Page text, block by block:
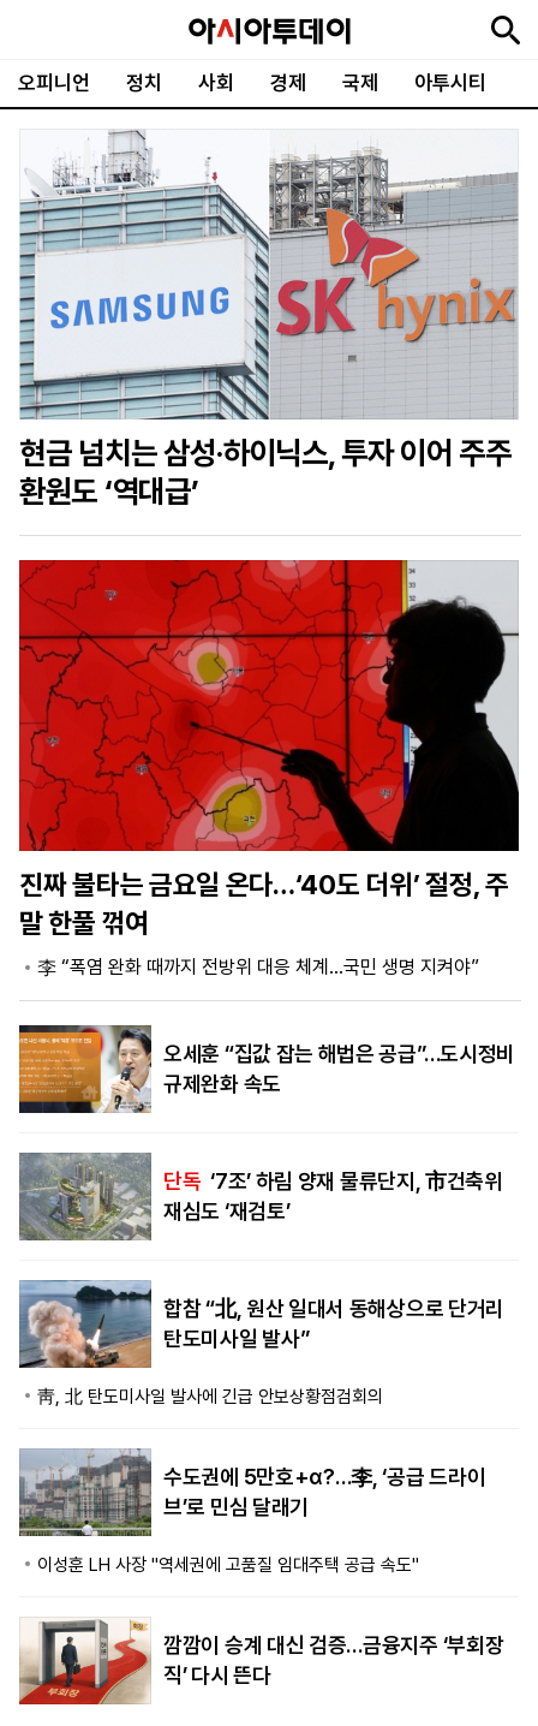
오피니언 정치 사회 경제 국제 아투시티
뉴
스
최
신
속
보
정
치
사
회
경
제
국
제
오
피
니
언
피
플
아
투
시
티
문
화
·
스
포
포
토
ENGLISH
中
文
Tiếng
Việt
지
면
기
신
문
독
후
원
기
제
보
시
회
사
개
앱
설
켓
파
워
운
세
학
동
골
프
현금 넘치는 삼성·하이닉스, 투자 이어 주주
환원도 ‘역대급’
진짜 불타는 금요일 온다…‘40도 더위’ 절정, 주
말 한풀 꺾여
李 “폭염 완화 때까지 전방위 대응 체계…국민 생명 지켜야”
오세훈 “집값 잡는 해법은 공급”…도시정비
규제완화 속도
단독 ‘7조’ 하림 양재 물류단지, 市건축위
재심도 ‘재검토’
합참 “北, 원산 일대서 동해상으로 단거리
탄도미사일 발사”
靑, 北 탄도미사일 발사에 긴급 안보상황점검회의
수도권에 5만호+α?…李, ‘공급 드라이
브’로 민심 달래기
이성훈 LH 사장 "역세권에 고품질 임대주택 공급 속도"
깜깜이 승계 대신 검증…금융지주 ‘부회장
직’ 다시 뜬다